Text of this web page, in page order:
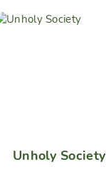
Unholy Society